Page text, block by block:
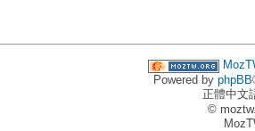
Powered by phpBB
正體中文
©